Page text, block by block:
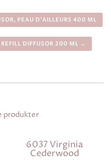
PEAU D’AILLEURS 400 ML
DIFFUSOR 200 ML →
produkter
6037 Virginia
Cederwood